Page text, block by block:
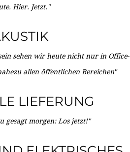
Hier. Jetzt."
sehen wir heute nicht nur in Office-
allen öffentlichen Bereichen"
LIEFERUNG
gesagt morgen: Los jetzt!"